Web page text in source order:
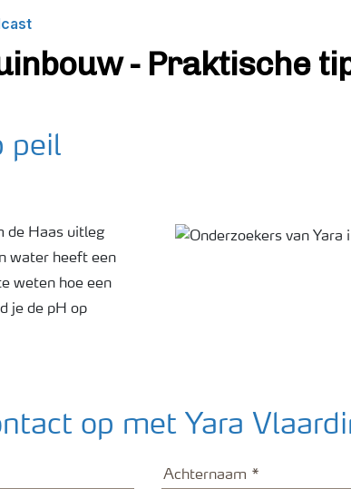
peil
de Haas uitleg
water heeft een
weten hoe een
je de pH op
op met Yara
Achternaam